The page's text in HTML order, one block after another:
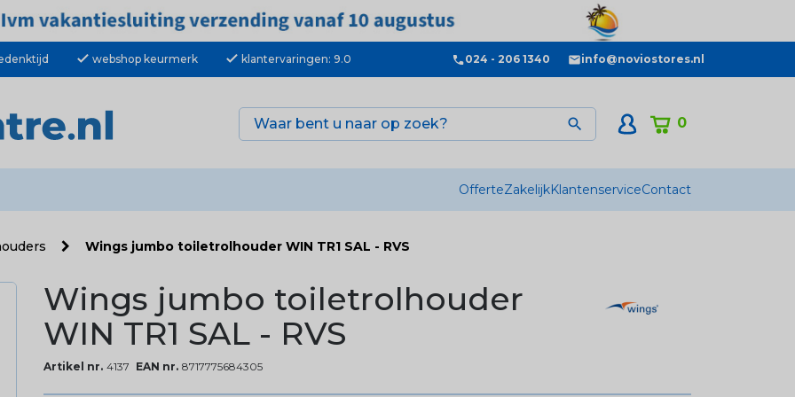
check webshop keurmerk check klantervaringen: 9.0 024 - 206 1340 info@noviostores.nl
0

OfferteZakelijkKlantenserviceContact
Wings jumbo toiletrolhouder WIN TR1 SAL - RVS
Wings jumbo toiletrolhouder
WIN TR1 SAL - RVS
Artikel nr. 4137 EAN nr. 8717775684305